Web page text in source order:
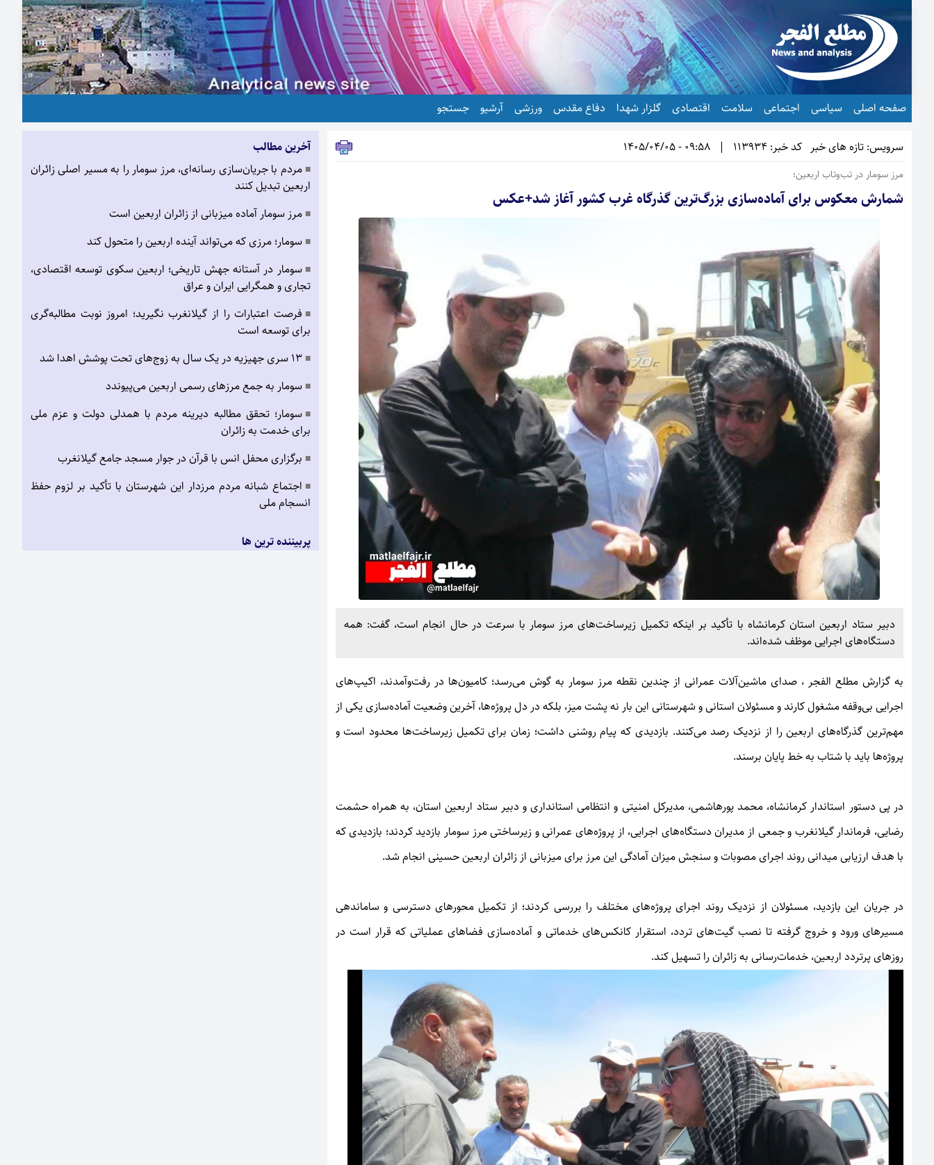
صفحه اصلی سیاسی اجتماعی سلامت اقتصادی گلزار شهدا دفاع مقدس ورزشی آرشیو جستجو
سرویس: تازه های خبر کد خبر: 113934 |
09:58 - 1405/04/05
مرز سومار در تب‌وتاب اربعین؛
شمارش معکوس برای آماده‌سازی بزرگ‌ترین گذرگاه غرب کشور آغاز شد+عکس
دبیر ستاد اربعین استان کرمانشاه با تأکید بر اینکه تکمیل زیرساخت‌های مرز سومار با سرعت در حال انجام است، گفت: همه
دستگاه‌های اجرایی موظف شده‌اند.
به گزارشمطلع الفجر ، صدای ماشین‌آلات عمرانی از چندین نقطه مرز سومار به گوش می‌رسد؛ کامیون‌ها در رفت‌وآمدند، اکیپ‌های
اجرایی بی‌وقفه مشغول کارند و مسئولان استانی و شهرستانی این بار نه پشت میز، بلکه در دل پروژه‌ها، آخرین وضعیت آماده‌سازی یکی از
مهم‌ترین گذرگاه‌های اربعین را از نزدیک رصد می‌کنند. بازدیدی که پیام روشنی داشت؛ زمان برای تکمیل زیرساخت‌ها محدود است و
پروژه‌ها باید با شتاب به خط پایان برسند.
در پی دستور استاندار کرمانشاه، محمد پورهاشمی، مدیرکل امنیتی و انتظامی استانداری و دبیر ستاد اربعین استان، به همراه حشمت
رضایی، فرماندار گیلانغرب و جمعی از مدیران دستگاه‌های اجرایی، از پروژه‌های عمرانی و زیرساختی مرز سومار بازدید کردند؛ بازدیدی که
با هدف ارزیابی میدانی روند اجرای مصوبات و سنجش میزان آمادگی این مرز برای میزبانی از زائران اربعین حسینی انجام شد.
در جریان این بازدید، مسئولان از نزدیک روند اجرای پروژه‌های مختلف را بررسی کردند؛ از تکمیل محورهای دسترسی و ساماندهی
مسیرهای ورود و خروج گرفته تا نصب گیت‌های تردد، استقرار کانکس‌های خدماتی و آماده‌سازی فضاهای عملیاتی که قرار است در
روزهای پرتردد اربعین، خدمات‌رسانی به زائران را تسهیل کند.
آخرین مطالب
■ مردم با جریان‌سازی رسانه‌ای، مرز سومار را به مسیر اصلی زائران
اربعین تبدیل کنند
■ مرز سومار آماده میزبانی از زائران اربعین است
■ سومار؛ مرزی که می‌تواند آینده اربعین را متحول کند
■ سومار در آستانه جهش تاریخی؛ اربعین سکوی توسعه اقتصادی،
تجاری و همگرایی ایران و عراق
■ فرصت اعتبارات را از گیلانغرب نگیرید؛ امروز نوبت مطالبه‌گری
برای توسعه است
■ ۱۳ سری جهیزیه در یک سال به زوج‌های تحت پوشش اهدا شد
■ سومار به جمع مرزهای رسمی اربعین می‌پیوندد
■ سومار؛ تحقق مطالبه دیرینه مردم با همدلی دولت و عزم ملی
برای خدمت به زائران
■ برگزاری محفل انس با قرآن در جوار مسجد جامع گیلانغرب
■ اجتماع شبانه مردم مرزدار این شهرستان با تأکید بر لزوم حفظ
انسجام ملی
پربیننده ترین ها